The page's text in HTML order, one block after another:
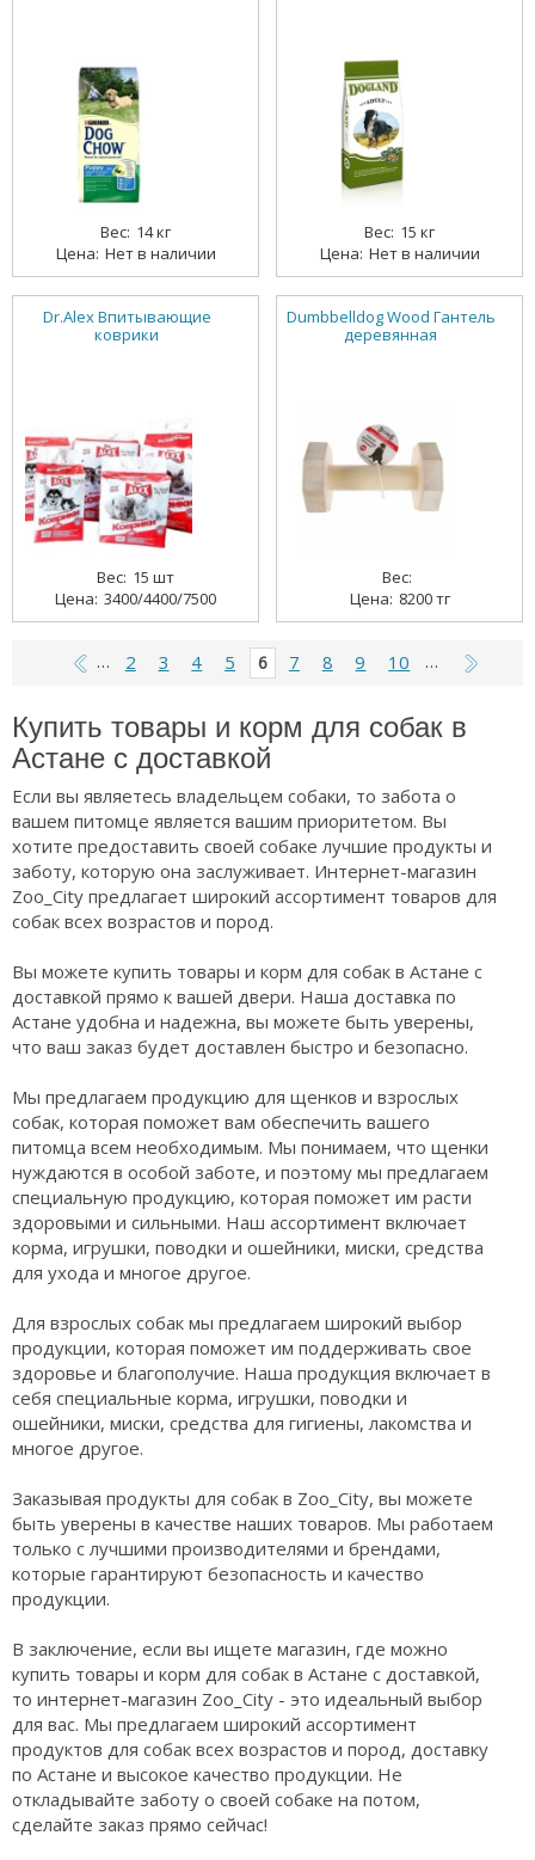
14 кг
Нет в наличии
15 кг
Нет в наличии
Dr.Alex Впитывающие
коврики
15 шт
3400/4400/7500
Dumbbelldog Wood Гантель
деревянная
8200 тг
… 2 3 4 5 6 7 8 9 10 …
Купить товары и корм для собак в
Астане с доставкой
Если вы являетесь владельцем собаки, то забота о
вашем питомце является вашим приоритетом. Вы
хотите предоставить своей собаке лучшие продукты и
заботу, которую она заслуживает. Интернет-магазин
Zoo_City предлагает широкий ассортимент товаров для
собак всех возрастов и пород.
Вы можете купить товары и корм для собак в Астане с
доставкой прямо к вашей двери. Наша доставка по
Астане удобна и надежна, вы можете быть уверены,
что ваш заказ будет доставлен быстро и безопасно.
Мы предлагаем продукцию для щенков и взрослых
собак, которая поможет вам обеспечить вашего
питомца всем необходимым. Мы понимаем, что щенки
нуждаются в особой заботе, и поэтому мы предлагаем
специальную продукцию, которая поможет им расти
здоровыми и сильными. Наш ассортимент включает
корма, игрушки, поводки и ошейники, миски, средства
для ухода и многое другое.
Для взрослых собак мы предлагаем широкий выбор
продукции, которая поможет им поддерживать свое
здоровье и благополучие. Наша продукция включает в
себя специальные корма, игрушки, поводки и
ошейники, миски, средства для гигиены, лакомства и
многое другое.
Заказывая продукты для собак в Zoo_City, вы можете
быть уверены в качестве наших товаров. Мы работаем
только с лучшими производителями и брендами,
которые гарантируют безопасность и качество
продукции.
В заключение, если вы ищете магазин, где можно
купить товары и корм для собак в Астане с доставкой,
то интернет-магазин Zoo_City - это идеальный выбор
для вас. Мы предлагаем широкий ассортимент
продуктов для собак всех возрастов и пород, доставку
по Астане и высокое качество продукции. Не
откладывайте заботу о своей собаке на потом,
сделайте заказ прямо сейчас!